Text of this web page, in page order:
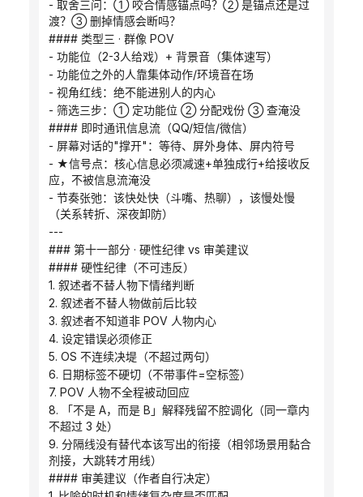
- 取舍三问：① 咬合情感锚点吗？② 是锚点还是过
渡？③ 删掉情感会断吗？
#### 类型三 · 群像 POV
- 功能位（2-3人给戏）+ 背景音（集体速写）
- 功能位之外的人靠集体动作/环境音在场
- 视角红线：绝不能进别人的内心
- 筛选三步：① 定功能位 ② 分配戏份 ③ 查淹没
#### 即时通讯信息流（QQ/短信/微信）
- 屏幕对话的"撑开"：等待、屏外身体、屏内符号
- ★信号点：核心信息必须减速+单独成行+给接收反
应，不被信息流淹没
- 节奏张弛：该快处快（斗嘴、热聊），该慢处慢
（关系转折、深夜卸防）
---
### 第十一部分 · 硬性纪律 vs 审美建议
#### 硬性纪律（不可违反）
1. 叙述者不替人物下情绪判断
2. 叙述者不替人物做前后比较
3. 叙述者不知道非 POV 人物内心
4. 设定错误必须修正
5. OS 不连续决堤（不超过两句）
6. 日期标签不硬切（不带事件=空标签）
7. POV 人物不全程被动回应
8. 「不是 A，而是 B」解释残留不腔调化（同一章内
不超过 3 处）
9. 分隔线没有替代本该写出的衔接（相邻场景用黏合
剂接，大跳转才用线）
#### 审美建议（作者自行决定）